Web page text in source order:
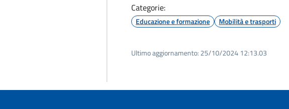
Categorie:
Educazione e formazione Mobilità e trasporti
Ultimo aggiornamento: 25/10/2024 12:13.03